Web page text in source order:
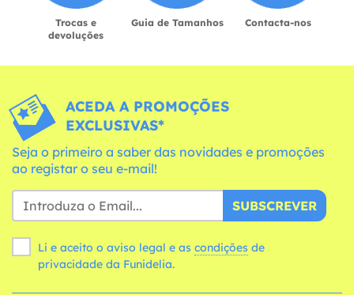
Trocas e
devoluções
Guia de Tamanhos Contacta-nos
ACEDA A PROMOÇÕES
EXCLUSIVAS*
Seja o primeiro a saber das novidades e promoções
ao registar o seu e-mail!
SUBSCREVER
Li e aceito o aviso legal e as condições
privacidade da Funidelia.